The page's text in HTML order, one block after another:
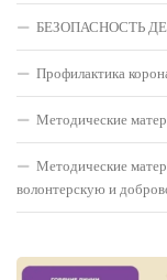
БЕЗОПАСНОСТЬ
Профилактика
Методические
Методические
волонтерскую и